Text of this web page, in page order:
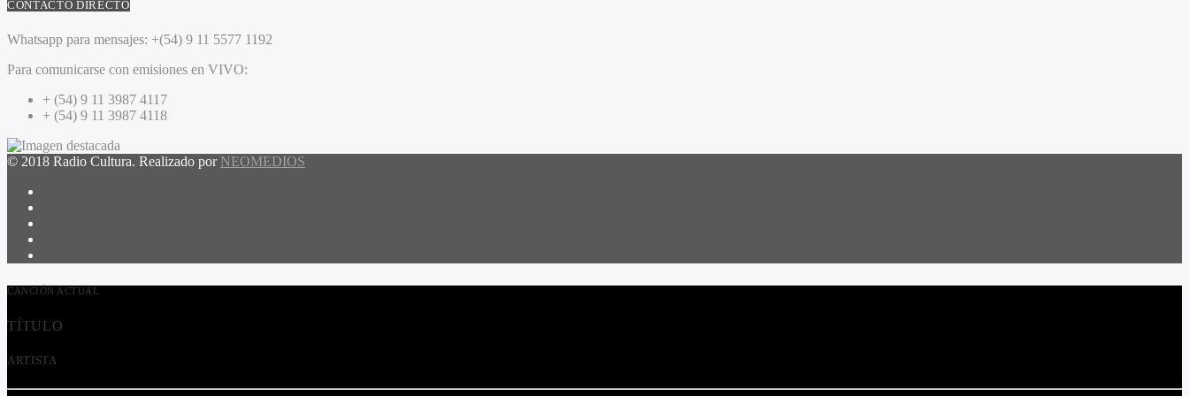
CONTACTO DIRECTO
Whatsapp para mensajes: +(54) 9 11 5577 1192
Para comunicarse con emisiones en VIVO:
+ (54) 9 11 3987 4117
+ (54) 9 11 3987 4118
© 2018 Radio Cultura. Realizado por NEOMEDIOS
CANCIÓN ACTUAL
TÍTULO
ARTISTA